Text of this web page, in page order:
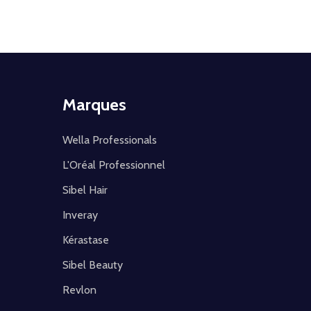
Marques
Wella Professionals
L'Oréal Professionnel
Sibel Hair
Inveray
Kérastase
Sibel Beauty
Revlon